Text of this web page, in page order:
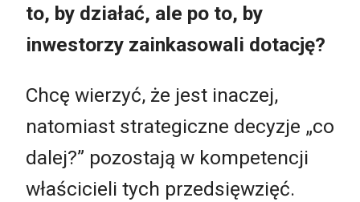
to, by działać, ale po to, by
inwestorzy zainkasowali dotację?
Chcę wierzyć, że jest inaczej,
natomiast strategiczne decyzje „co
dalej?” pozostają w kompetencji
właścicieli tych przedsięwzięć.